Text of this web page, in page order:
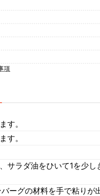
項
す。
す。
サラダ油をひいて1を少
ーグの材料を手で粘りが